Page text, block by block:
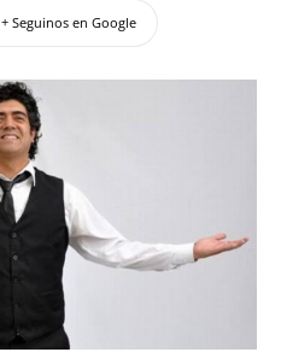
+ Seguinos en Google